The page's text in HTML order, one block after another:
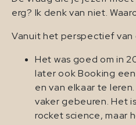
erg? Ik denk van niet.
Vanuit het perspectief
Het was goed om in
later ook Booking
en van elkaar te
vaker gebeuren. Het
rocket science, maar